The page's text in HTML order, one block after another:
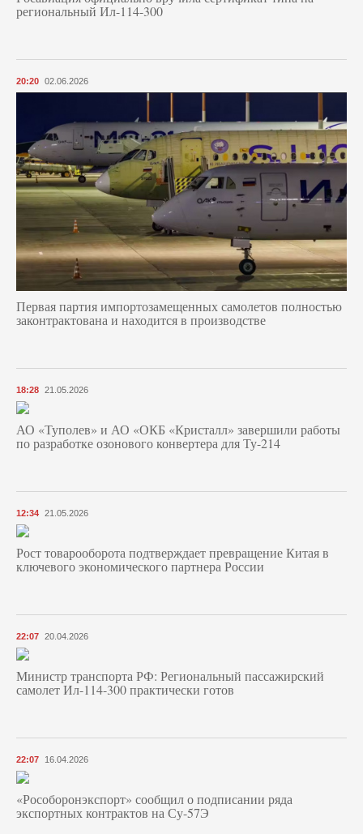
региональный Ил-114-300
20:20 02.06.2026
Первая партия импортозамещенных самолетов полностью
законтрактована и находится в производстве
18:28 21.05.2026
АО «Туполев» и АО «ОКБ «Кристалл» завершили работы
по разработке озонового конвертера для Ту-214
12:34 21.05.2026
Рост товарооборота подтверждает превращение Китая в
ключевого экономического партнера России
22:07 20.04.2026
Министр транспорта РФ: Региональный пассажирский
самолет Ил-114-300 практически готов
22:07 16.04.2026
«Рособоронэкспорт» сообщил о подписании ряда
экспортных контрактов на Су-57Э